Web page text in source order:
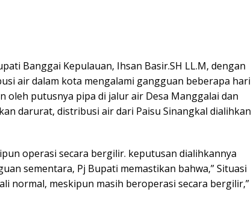
Banggai Kepulauan, Ihsan Basir.SH LL.M, dengan
air dalam kota mengalami gangguan beberapa hari
oleh putusnya pipa di jalur air Desa Manggalai dan
darurat, distribusi air dari Paisu Sinangkal dialihkan
operasi secara bergilir. keputusan dialihkannya
sementara, Pj Bupati memastikan bahwa,” Situasi
normal, meskipun masih beroperasi secara bergilir,”